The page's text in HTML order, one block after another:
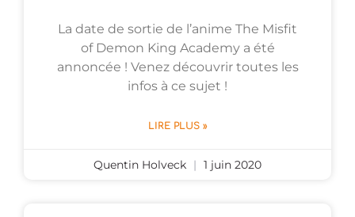
La date de sortie de l’anime The Misfit
of Demon King Academy a été
annoncée ! Venez découvrir toutes les
infos à ce sujet !
LIRE PLUS »
Quentin Holveck 1 juin 2020